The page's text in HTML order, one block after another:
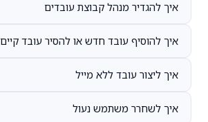
איך להגדיר מנהל קבוצת עובדים
איך להוסיף עובד חדש או להסיר עובד קיים
איך ליצור עובד ללא מייל
איך לשחרר משתמש נעול